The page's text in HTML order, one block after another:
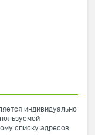
индивидуально
списку адресов.